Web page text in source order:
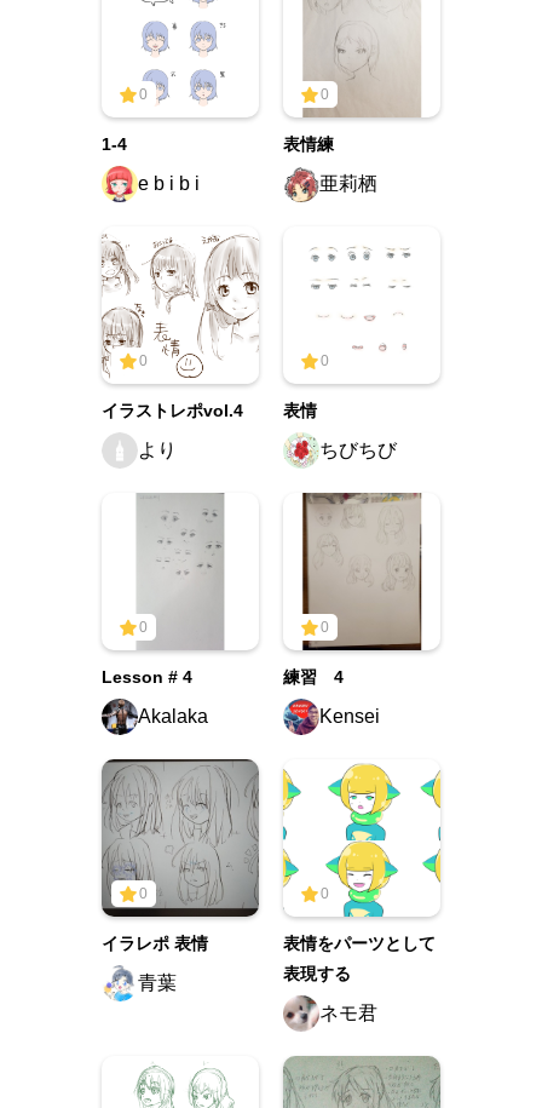
0
1-4
e b i b i
0
表情練
亜莉栖
0
イラストレポvol.4
より
0
表情
ちびちび
0
Lesson # 4
Akalaka
0
練習 4
Kensei
0
イラレポ 表情
青葉
0
表情をパーツとして
表現する
ネモ君